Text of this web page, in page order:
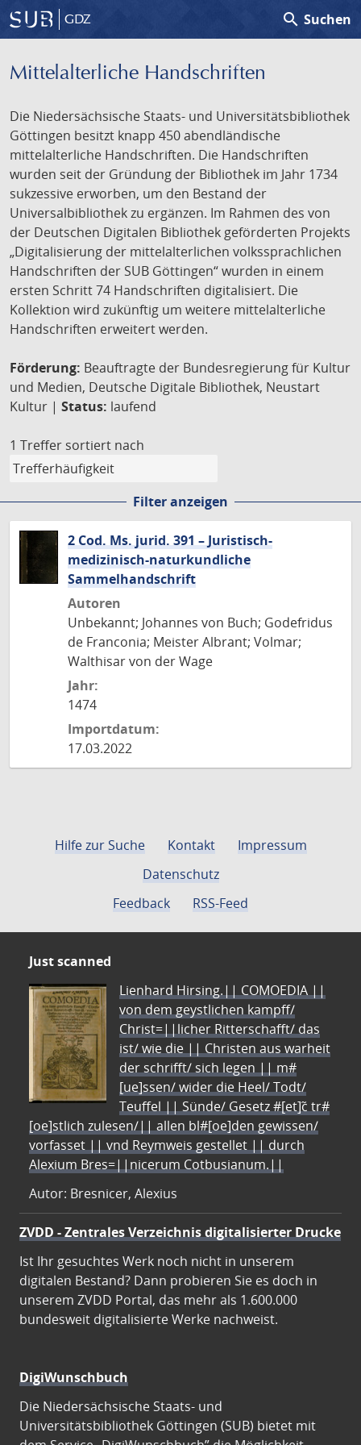
GDZ search Suchen
Mittelalterliche Handschriften
Die Niedersächsische Staats- und Universitätsbibliothek
Göttingen besitzt knapp 450 abendländische
mittelalterliche Handschriften. Die Handschriften
wurden seit der Gründung der Bibliothek im Jahr 1734
sukzessive erworben, um den Bestand der
Universalbibliothek zu ergänzen. Im Rahmen des von
der Deutschen Digitalen Bibliothek geförderten Projekts
„Digitalisierung der mittelalterlichen volkssprachlichen
Handschriften der SUB Göttingen“ wurden in einem
ersten Schritt 74 Handschriften digitalisiert. Die
Kollektion wird zukünftig um weitere mittelalterliche
Handschriften erweitert werden.
Förderung: Beauftragte der Bundesregierung für Kultur
und Medien, Deutsche Digitale Bibliothek, Neustart
Kultur | Status: laufend
1 Treffer sortiert nach
Filter anzeigen
2 Cod. Ms. jurid. 391 – Juristisch-
medizinisch-naturkundliche
Sammelhandschrift
Autoren
Unbekannt; Johannes von Buch; Godefridus
de Franconia; Meister Albrant; Volmar;
Walthisar von der Wage
Jahr:
1474
Importdatum:
17.03.2022
Hilfe zur Suche Kontakt
Impressum
Datenschutz
Feedback
RSS-Feed
Just scanned
Lienhard Hirsing.|| COMOEDIA ||
von dem geystlichen kampff/
Christ=||licher Ritterschafft/ das
ist/ wie die || Christen aus warheit
der schrifft/ sich legen || m#
[ue]ssen/ wider die Heel/ Todt/
Teuffel || Sünde/ Gesetz #[et]c̃ tr#
[oe]stlich zulesen/|| allen bl#[oe]den gewissen/
vorfasset || vnd Reymweis gestellet || durch
Alexium Bres=||nicerum Cotbusianum.||
Autor: Bresnicer, Alexius
ZVDD - Zentrales Verzeichnis digitalisierter Drucke
Ist Ihr gesuchtes Werk noch nicht in unserem
digitalen Bestand? Dann probieren Sie es doch in
unserem ZVDD Portal, das mehr als 1.600.000
bundesweit digitalisierte Werke nachweist.
DigiWunschbuch
Die Niedersächsische Staats- und
Universitätsbibliothek Göttingen (SUB) bietet mit